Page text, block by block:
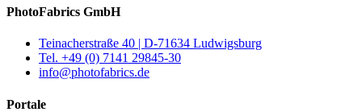
PhotoFabrics GmbH
Teinacherstraße 40 | D-71634 Ludwigsburg
Tel. +49 (0) 7141 29845-30
info@photofabrics.de
Portale